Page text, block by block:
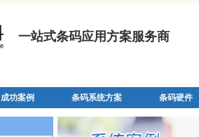
一站式条码应用方案服务商
成功案例 条码系统方案 条码硬件